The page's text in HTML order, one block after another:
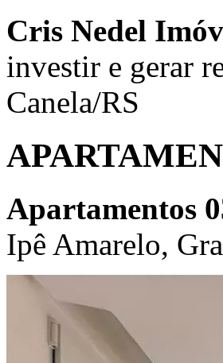
Cris Nedel
investir e gerar
Canela/RS
Apartamentos
Ipê Amarelo,